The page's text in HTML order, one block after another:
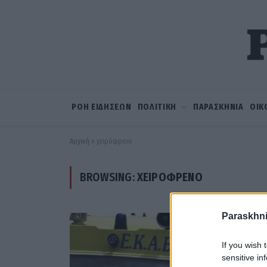
If you wish
sensitive
ΡΟΗ ΕΙΔΗΣΕΩΝ ΠΟΛΙΤΙΚΗ ΠΑΡΑΣΚΗΝΙΑ
Αρχική » χειρόφρενο
BROWSING:ΧΕΙΡΌΦΡΕΝΟ